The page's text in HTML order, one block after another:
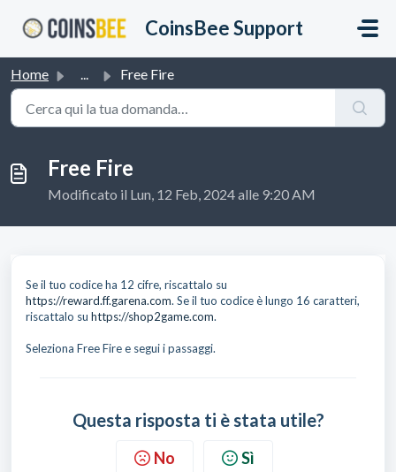
CoinsBee Support
Home ... Free Fire
Free Fire
Modificato il Lun, 12 Feb, 2024 alle 9:20 AM
Se il tuo codice ha 12 cifre, riscattalo su
https://reward.ff.garena.com. Se il tuo codice è lungo 16 caratteri,
riscattalo su https://shop2game.com.
Seleziona Free Fire e segui i passaggi.
Questa risposta ti è stata utile?
No Sì